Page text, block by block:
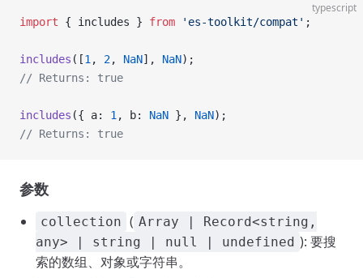
typescript
import { includes } from 'es-toolkit/compat' ;
includes ([1 , 2, NaN], NaN);
// Returns: true
includes ({ a: 1 , b: NaN }, NaN);
// Returns: true
参数
collection ( Array | Record<string,
any> | string | null | undefined ): 要搜
索的数组、对象或字符串。